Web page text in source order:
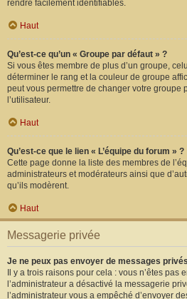
rendre facilement identifiables.
Haut
Qu’est-ce qu’un « Groupe par défaut » ?
Si vous êtes membre de plus d’un groupe,
déterminer le rang et la couleur de groupe
peut vous permettre de changer votre groupe
l’utilisateur.
Haut
Qu’est-ce que le lien « L’équipe du forum » ?
Cette page donne la liste des membres de
administrateurs et modérateurs ainsi que
qu’ils modèrent.
Haut
Messagerie privée
Je ne peux pas envoyer de messages
Il y a trois raisons pour cela : vous n’êtes pas
l’administrateur a désactivé la messagerie
l’administrateur vous a empêché d’envoyer